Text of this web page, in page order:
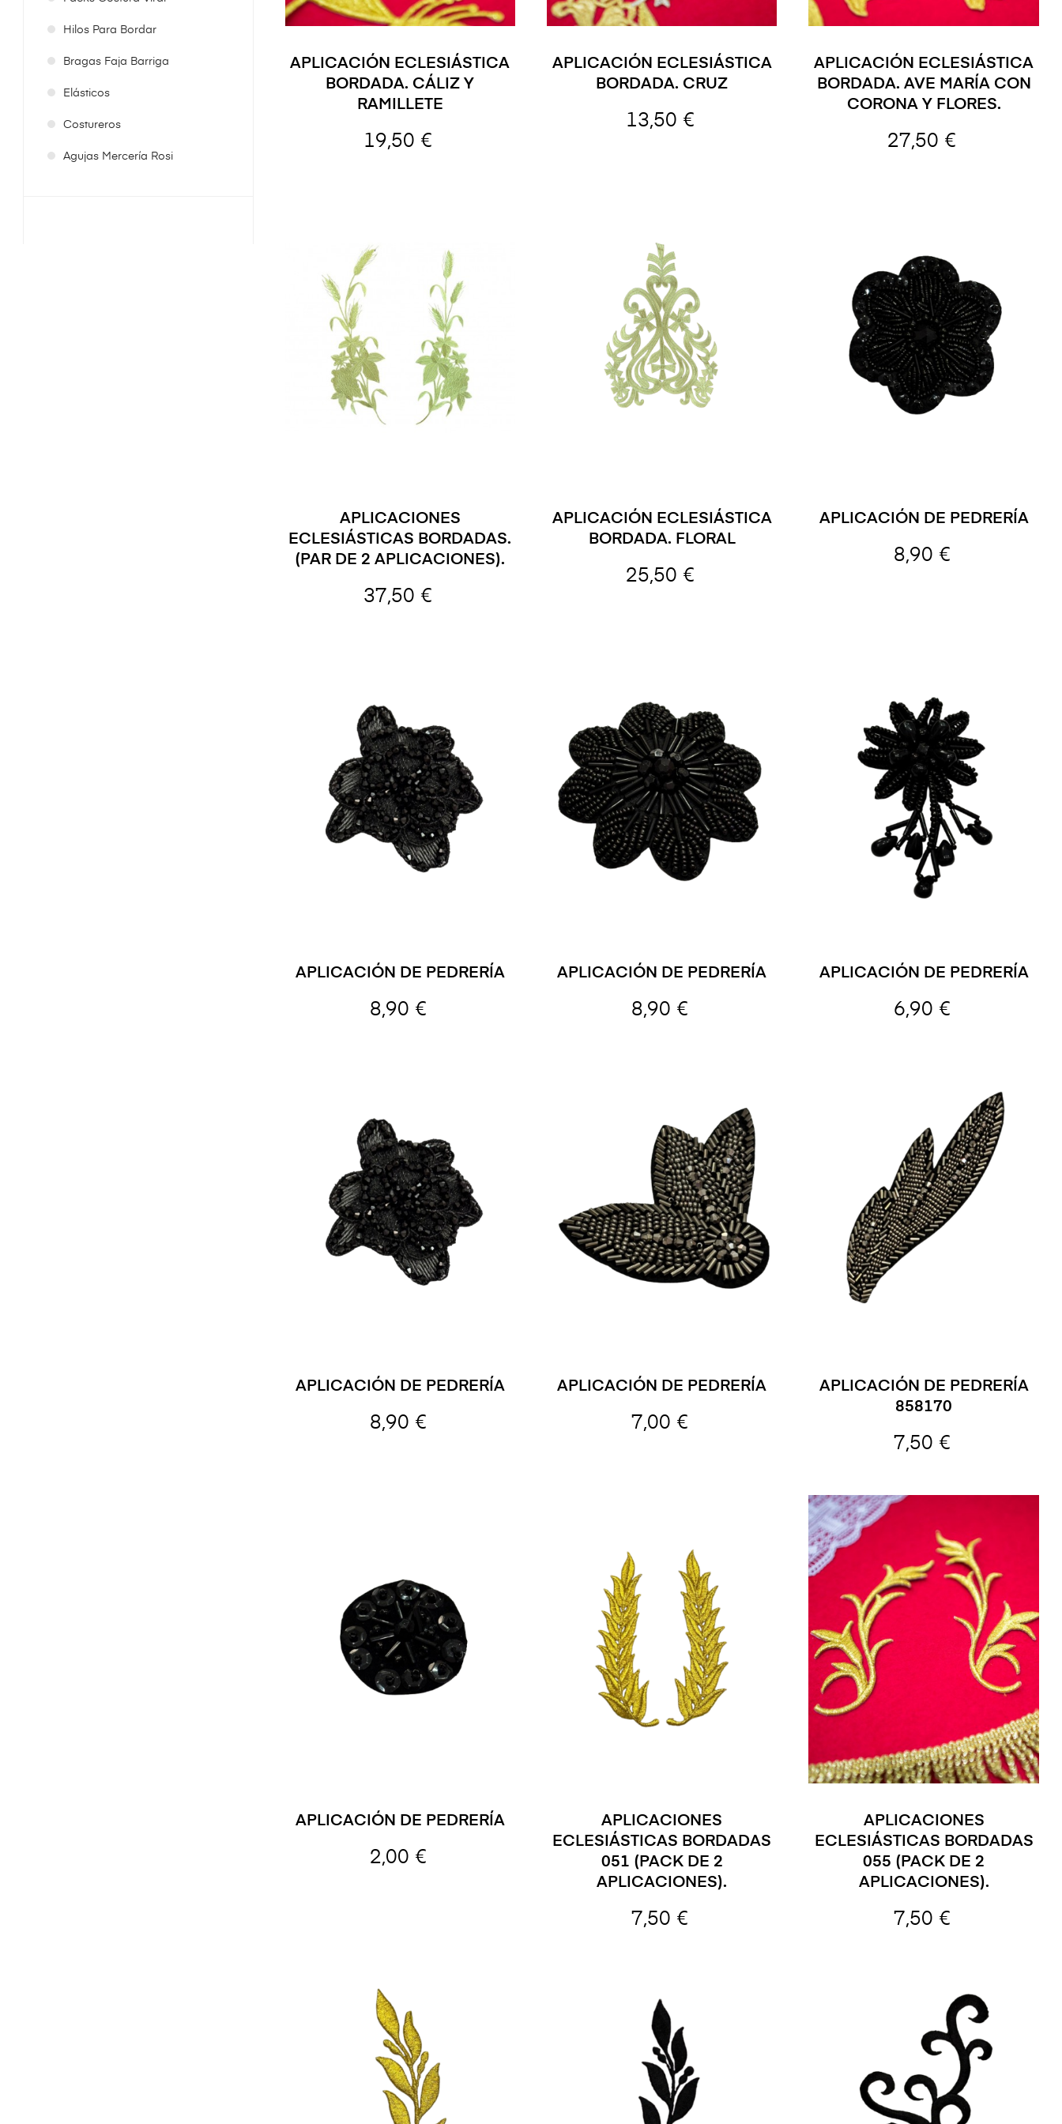
Hilos Para Bordar
Bragas Faja Barriga
Elásticos
Costureros
Agujas Mercería Rosi
APLICACIÓN ECLESIÁSTICA
BORDADA. CÁLIZ Y
RAMILLETE
19,50 €
APLICACIÓN ECLESIÁSTICA
BORDADA. CRUZ
13,50 €
APLICACIÓN ECLESIÁSTICA
BORDADA. AVE MARÍA CON
CORONA Y FLORES.
27,50 €
APLICACIONES
ECLESIÁSTICAS BORDADAS.
(PAR DE 2 APLICACIONES).
37,50 €
APLICACIÓN ECLESIÁSTICA
BORDADA. FLORAL
25,50 €
APLICACIÓN DE PEDRERÍA
8,90 €
APLICACIÓN DE PEDRERÍA
8,90 €
APLICACIÓN DE PEDRERÍA
8,90 €
APLICACIÓN DE PEDRERÍA
6,90 €
APLICACIÓN DE PEDRERÍA
8,90 €
APLICACIÓN DE PEDRERÍA
7,00 €
APLICACIÓN DE PEDRERÍA
858170
7,50 €
APLICACIÓN DE PEDRERÍA
2,00 €
APLICACIONES
ECLESIÁSTICAS BORDADAS
051 (PACK DE 2
APLICACIONES).
7,50 €
APLICACIONES
ECLESIÁSTICAS BORDADAS
055 (PACK DE 2
APLICACIONES).
7,50 €